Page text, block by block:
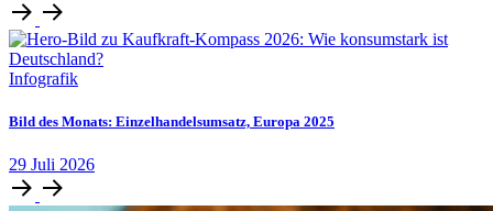
Infografik
Bild des Monats: Einzelhandelsumsatz, Europa 2025
29 Juli 2026